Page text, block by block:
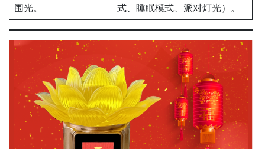
围光。
式、睡眠模式、派对灯光）。